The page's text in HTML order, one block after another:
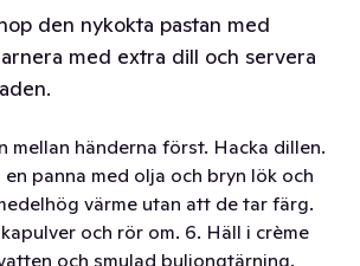
den nykokta pastan med
med extra dill och servera
mellan händerna först. Hacka dillen.
panna med olja och bryn lök och
värme utan att de tar färg.
och rör om. 6. Häll i crème
och smulad buljongtärning.